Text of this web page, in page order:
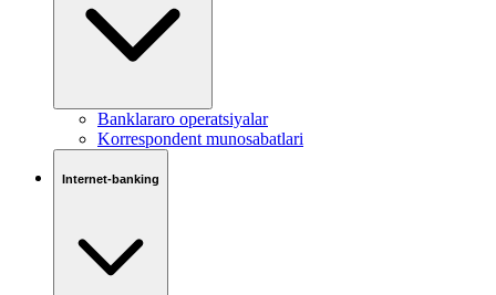
Banklararo operatsiyalar
Korrespondent munosabatlari
Internet-banking